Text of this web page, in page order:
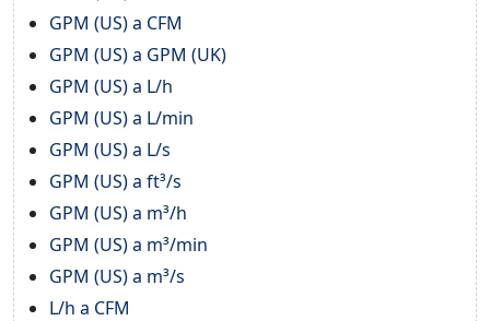
GPM (US) a CFM
GPM (US) a GPM (UK)
GPM (US) a L/h
GPM (US) a L/min
GPM (US) a L/s
GPM (US) a ft³/s
GPM (US) a m³/h
GPM (US) a m³/min
GPM (US) a m³/s
L/h a CFM